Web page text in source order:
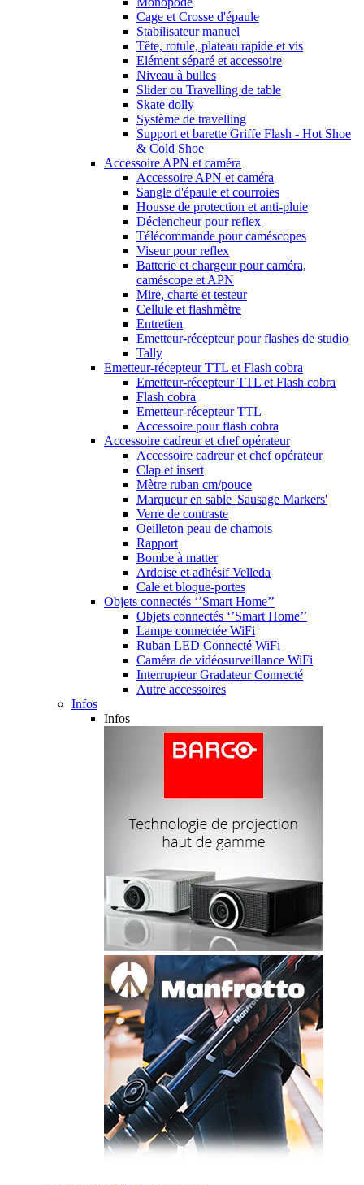
Cage et Crosse d'épaule
Stabilisateur manuel
Tête, rotule, plateau rapide et vis
Elément séparé et accessoire
Niveau à bulles
Slider ou Travelling de table
Skate dolly
Système de travelling
Support et barette Griffe Flash - Hot Shoe
& Cold Shoe
Accessoire APN et caméra
Accessoire APN et caméra
Sangle d'épaule et courroies
Housse de protection et anti-pluie
Déclencheur pour reflex
Télécommande pour caméscopes
Viseur pour reflex
Batterie et chargeur pour caméra,
caméscope et APN
Mire, charte et testeur
Cellule et flashmètre
Entretien
Emetteur-récepteur pour flashes de studio
Tally
Emetteur-récepteur TTL et Flash cobra
Emetteur-récepteur TTL et Flash cobra
Flash cobra
Emetteur-récepteur TTL
Accessoire pour flash cobra
Accessoire cadreur et chef opérateur
Accessoire cadreur et chef opérateur
Clap et insert
Mètre ruban cm/pouce
Marqueur en sable 'Sausage Markers'
Verre de contraste
Oeilleton peau de chamois
Rapport
Bombe à matter
Ardoise et adhésif Velleda
Cale et bloque-portes
Objets connectés ‘’Smart Home’’
Objets connectés ‘’Smart Home’’
Lampe connectée WiFi
Ruban LED Connecté WiFi
Caméra de vidéosurveillance WiFi
Interrupteur Gradateur Connecté
Autre accessoires
Infos
Infos